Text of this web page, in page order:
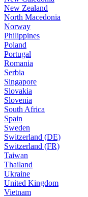
New Zealand
North Macedonia
Norway
Philippines
Poland
Portugal
Romania
Serbia
Singapore
Slovakia
Slovenia
South Africa
Spain
Sweden
Switzerland (DE)
Switzerland (FR)
Taiwan
Thailand
Ukraine
United Kingdom
Vietnam